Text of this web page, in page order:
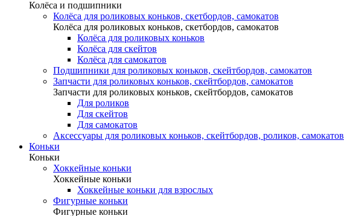
Колёса и подшипники
Колёса для роликовых коньков, скетбордов, самокатов
Колёса для роликовых коньков, скетбордов, самокатов
Колёса для роликовых коньков
Колёса для скейтов
Колёса для самокатов
Подшипники для роликовых коньков, скейтбордов, самокатов
Запчасти для роликовых коньков, скейтбордов, самокатов
Запчасти для роликовых коньков, скейтбордов, самокатов
Для роликов
Для скейтов
Для самокатов
Аксессуары для роликовых коньков, скейтбордов, роликов, самокатов
Коньки
Коньки
Хоккейные коньки
Хоккейные коньки
Хоккейные коньки для взрослых
Фигурные коньки
Фигурные коньки